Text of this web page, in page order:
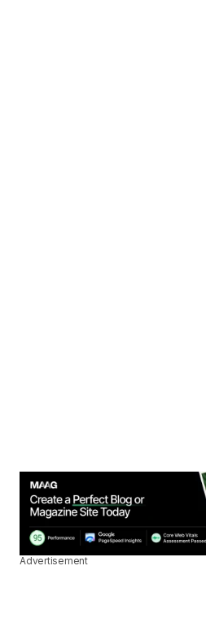
Advertisement